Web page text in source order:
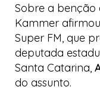
Sobre a benção
Kammer
Super FM, que
deputada
Santa Catarina,
do assunto.